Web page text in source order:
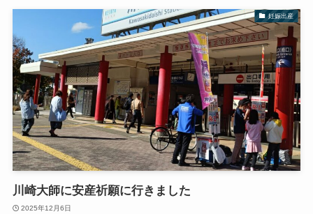
妊娠出産
川崎大師に安産祈願に行きました
2025年12月6日